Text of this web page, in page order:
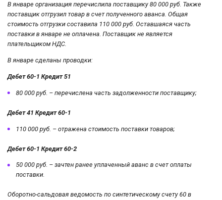
В январе организация перечислила поставщику 80 000 руб. Также
поставщик отгрузил товар в счет полученного аванса. Общая
стоимость отгрузки составила 110 000 руб. Оставшаяся часть
поставки в январе не оплачена. Поставщик не является
плательщиком НДС.
В январе сделаны проводки:
Дебет 60-1 Кредит 51
80 000 руб. – перечислена часть задолженности поставщику;
Дебет 41 Кредит 60-1
110 000 руб. – отражена стоимость поставки товаров;
Дебет 60-1 Кредит 60-2
50 000 руб. – зачтен ранее уплаченный аванс в счет оплаты
поставки.
Оборотно-сальдовая ведомость по синтетическому счету 60 в